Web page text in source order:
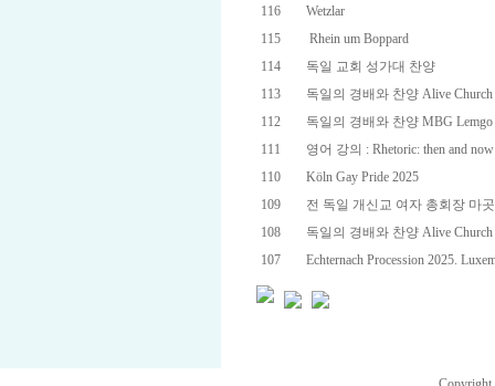
116
Wetzlar
115
Rhein um Boppard
114
독일 교회 성가대 찬양
113
독일의 경배와 찬양 Alive Church
112
독일의 경배와 찬양 MBG Lemgo
111
영어 강의 : Rhetoric: then and now
110
Köln Gay Pride 2025
109
전 독일 개신교 여자 총회장 마
108
독일의 경배와 찬양 Alive Church
107
Echternach Procession 2025.